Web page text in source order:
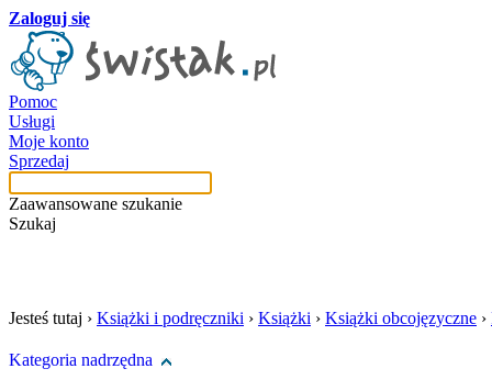
Zaloguj się
Pomoc
Usługi
Moje konto
Sprzedaj
Zaawansowane szukanie
Szukaj
Jesteś tutaj › Książki i podręczniki › Książki › Książki obcojęzyczne ›
Kategoria nadrzędna